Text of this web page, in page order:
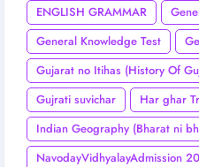
ENGLISH GRAMMAR
General Knowledge Test
Gujarat no Itihas (History Of
Gujrati suvichar
Har ghar
Indian Geography (Bharat ni
NavodayVidhyalayAdmission